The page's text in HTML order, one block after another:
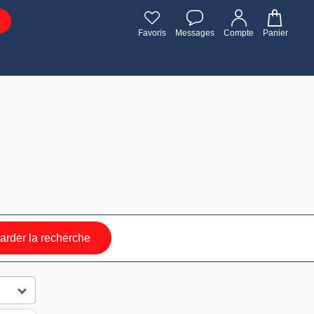
Favoris Messages Compte Panier
la recherche